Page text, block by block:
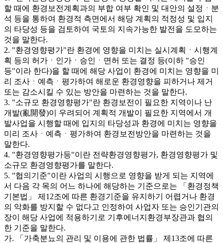
할 때에 환경보전계획과의 부합 여부 확인 및 대안의 설정ㆍ분
석 등을 통하여 환경적 측면에서 해당 계획의 적정성 및 입지
의 타당성 등을 검토하여 국토의 지속가능한 발전을 도모하는
것을 말한다.
2. "환경영향평가"란 환경에 영향을 미치는 실시계획ㆍ시행계
획 등의 허가ㆍ인가ㆍ승인ㆍ면허 또는 결정 등(이하 "승인
등"이라 한다)을 할 때에 해당 사업이 환경에 미치는 영향을 미
리 조사ㆍ예측ㆍ평가하여 해로운 환경영향을 피하거나 제거
또는 감소시킬 수 있는 방안을 마련하는 것을 말한다.
3. "소규모 환경영향평가"란 환경보전이 필요한 지역이나 난
개발(亂開發)이 우려되어 계획적 개발이 필요한 지역에서 개
발사업을 시행할 때에 입지의 타당성과 환경에 미치는 영향을
미리 조사ㆍ예측ㆍ평가하여 환경보전방안을 마련하는 것을
말한다.
4. "환경영향평가등"이란 전략환경영향평가, 환경영향평가 및
소규모 환경영향평가를 말한다.
5. "협의기준"이란 사업의 시행으로 영향을 받게 되는 지역에
서 다음 각 목의 어느 하나에 해당하는 기준으로는 「환경정책
기본법」 제12조에 따른 환경기준을 유지하기 어렵거나 환경
의 악화를 방지할 수 없다고 인정하여 사업자 또는 승인기관의
장이 해당 사업에 적용하기로 기후에너지환경부장관과 협의
한 기준을 말한다.
가. 「가축분뇨의 관리 및 이용에 관한 법률」 제13조에 따른